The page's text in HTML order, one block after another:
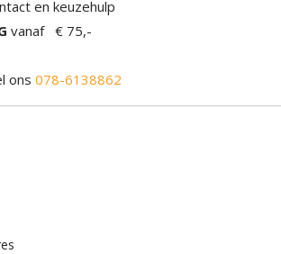
en keuzehulp
vanaf € 75,-
ons 078-6138862